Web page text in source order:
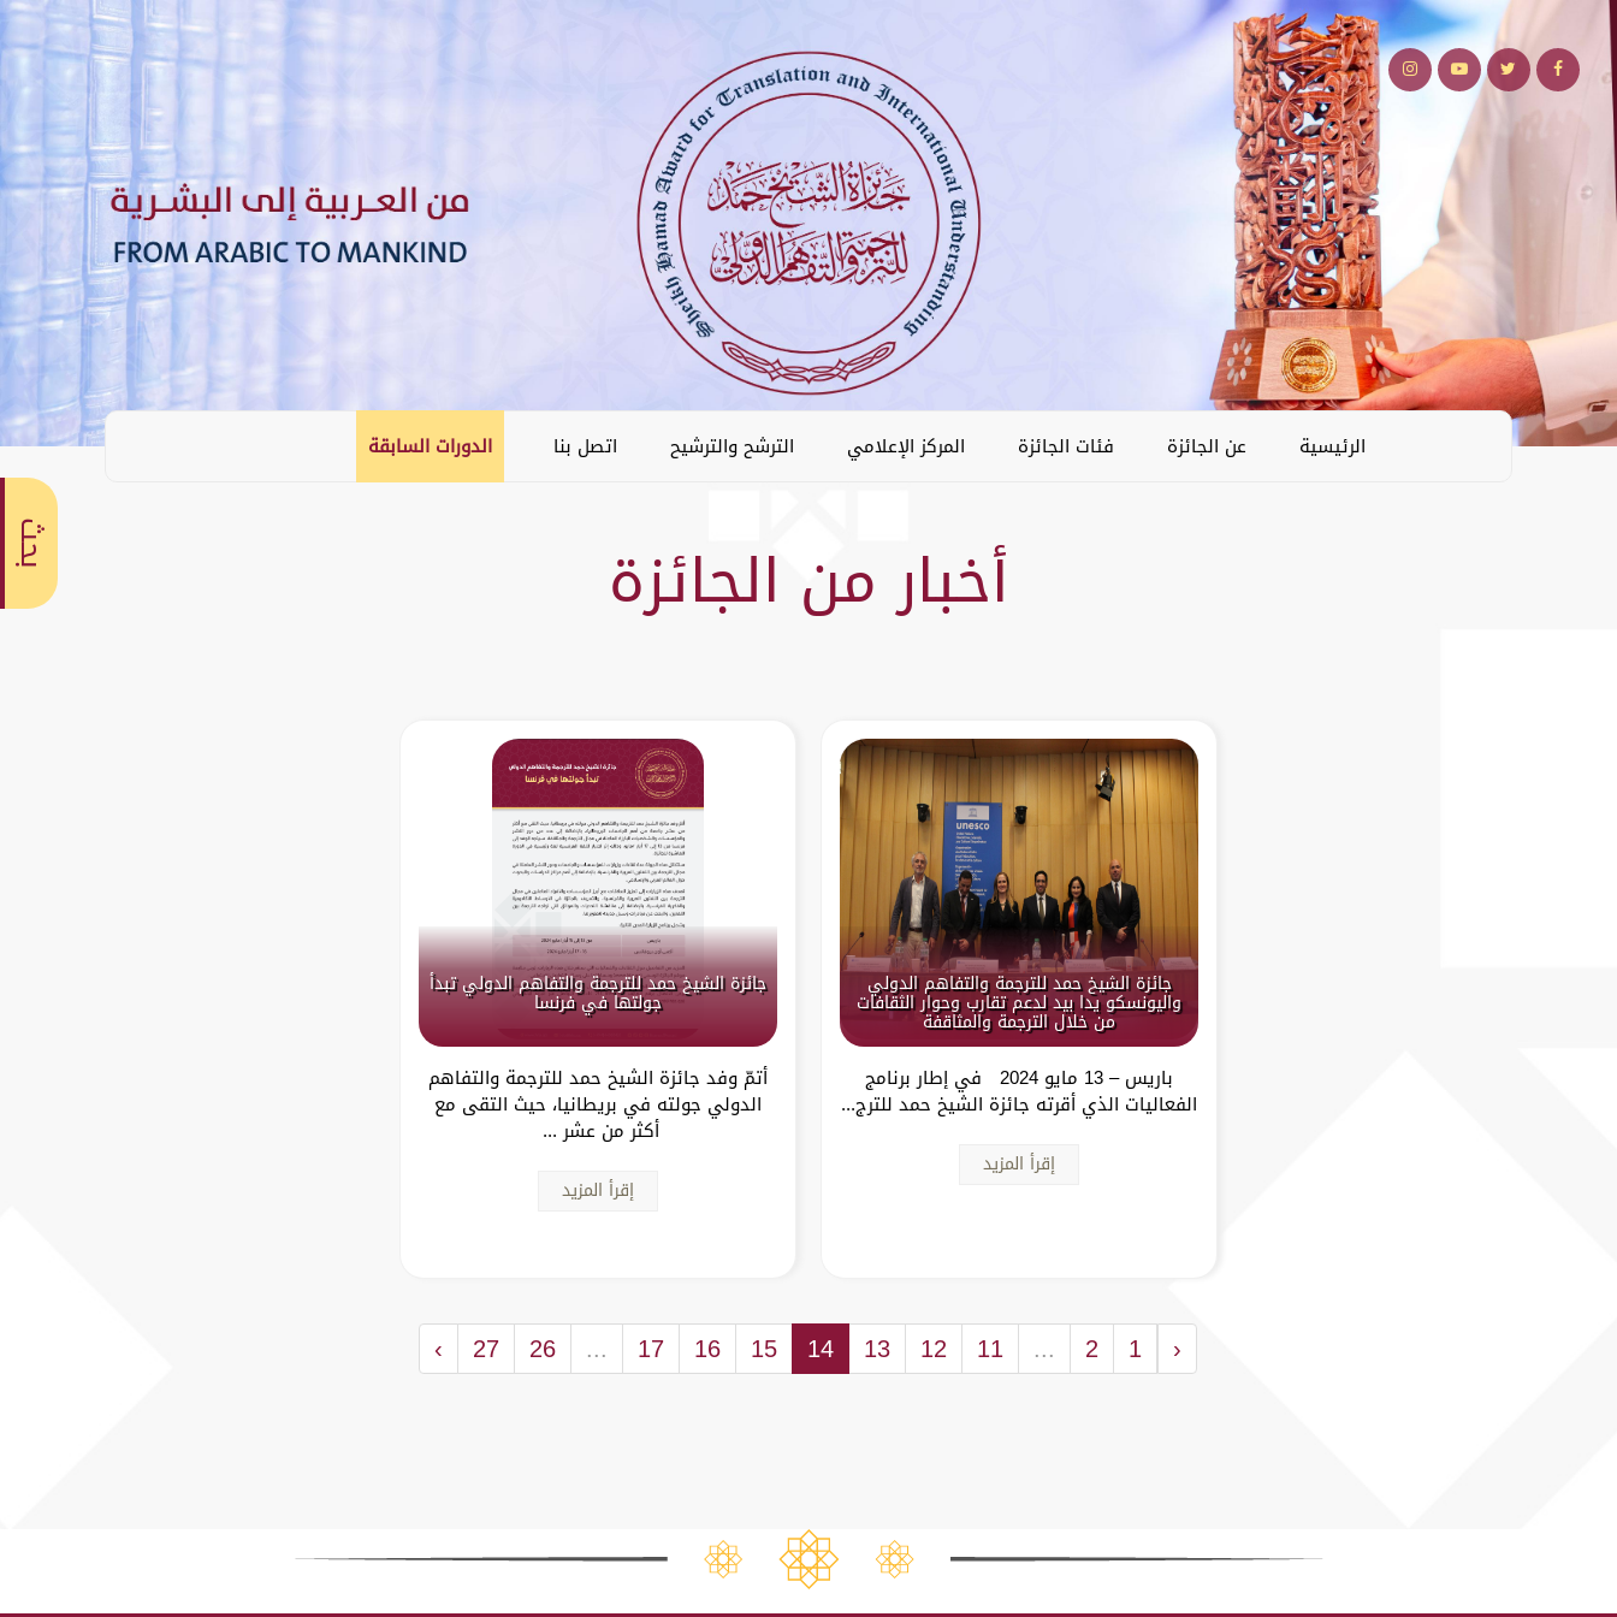
الرئيسية عن الجائزة فئات الجائزة المركز الإعلامي الترشح والترشيح اتصل بنا الدورات السابقة
أخبار من الجائزة
جائزة الشيخ حمد للترجمة والتفاهم الدولي
واليونسكو يدا بيد لدعم تقارب وحوار الثقافات
من خلال الترجمة والمثاقفة
باريس – 13 مايو 2024 في إطار برنامج
الفعاليات الذي أقرته جائزة الشيخ حمد للترج...
إقرأ المزيد
جائزة الشيخ حمد للترجمة والتفاهم الدولي تبدأ
جولتها في فرنسا
أتمّ وفد جائزة الشيخ حمد للترجمة والتفاهم
الدولي جولته في بريطانيا، حيث التقى مع
أكثر من عشر ...
إقرأ المزيد
‹
1
2
...
11
12
13
14
15
16
17
...
26
27
›
بحث